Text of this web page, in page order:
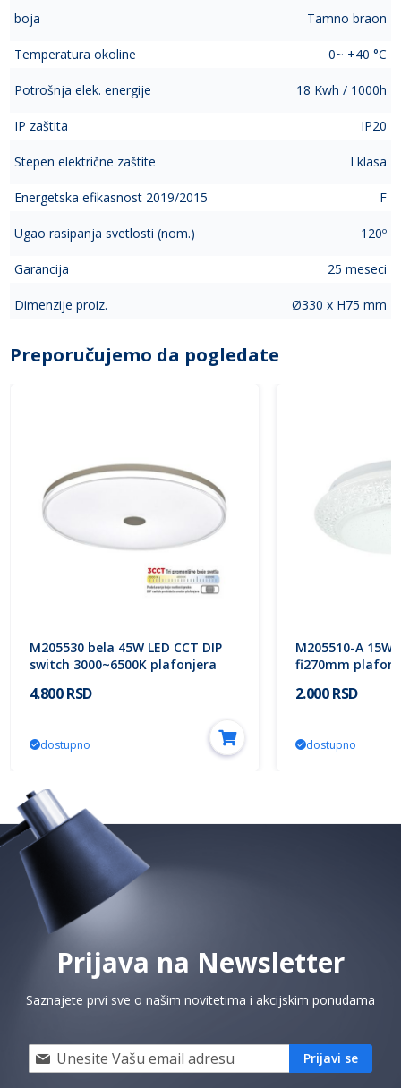
boja Tamno braon
Temperatura okoline 0~ +40 °C
Potrošnja elek. energije 18 Kwh / 1000h
IP zaštita IP20
Stepen električne zaštite I klasa
Energetska efikasnost 2019/2015 F
Ugao rasipanja svetlosti (nom.) 120º
Garancija 25 meseci
Dimenzije proiz. Ø330 x H75 mm
Preporučujemo da pogledate
M205530 bela 45W LED CCT DIP
switch 3000~6500K plafonjera
4.800 RSD
dostupno
M205510-A 15W
fi270mm
2.000 RSD
dostupno
Prijava na Newsletter
Saznajete prvi sve o našim novitetima i akcijskim ponudama
Prijavi
se
Prijavi se